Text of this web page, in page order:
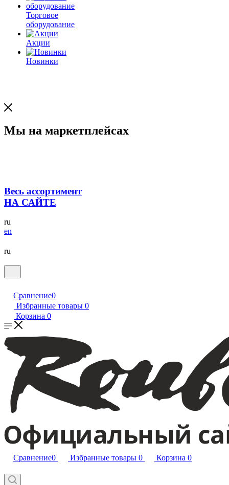
Торговое
оборудование
Акции
Новинки
Мы на маркетплейсах
Весь ассортимент
НА САЙТЕ
ru
en
ru
Сравнение0
Избранные товары 0
Корзина 0
Сравнение0 Избранные товары 0 Корзина 0